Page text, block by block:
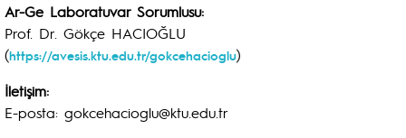
Ar-Ge Laboratuvar Sorumlusu:
Prof. Dr. Gökçe HACIOĞLU
(https://avesis.ktu.edu.tr/gokcehacioglu)
İletişim:
E-posta: gokcehacioglu@ktu.edu.tr